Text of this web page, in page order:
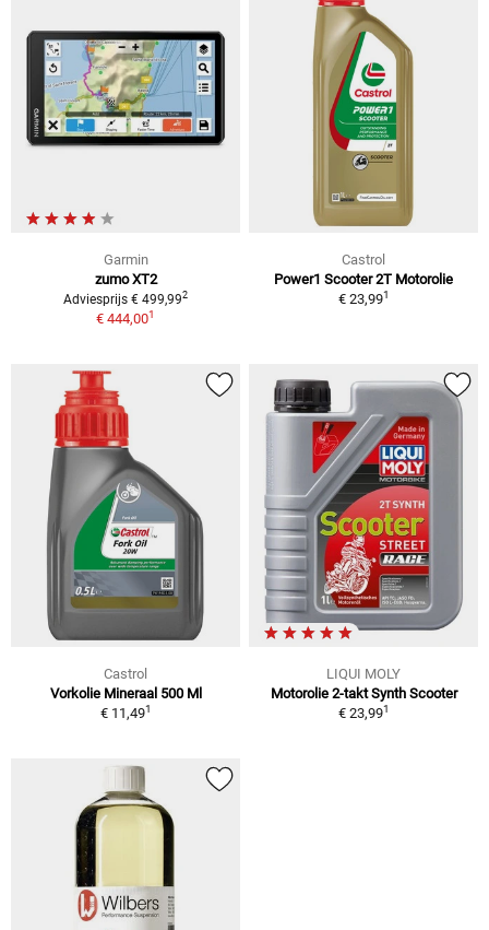
Garmin
zumo XT2
Adviesprijs € 499,992
€ 444,001
Castrol
Power1 Scooter 2T Motorolie
€ 23,991
Castrol
Vorkolie Mineraal 500 Ml
€ 11,491
LIQUI MOLY
Motorolie 2-takt Synth Scooter
€ 23,991